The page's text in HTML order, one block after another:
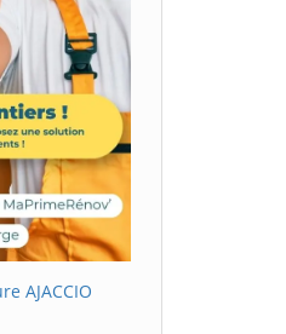
AJACCIO